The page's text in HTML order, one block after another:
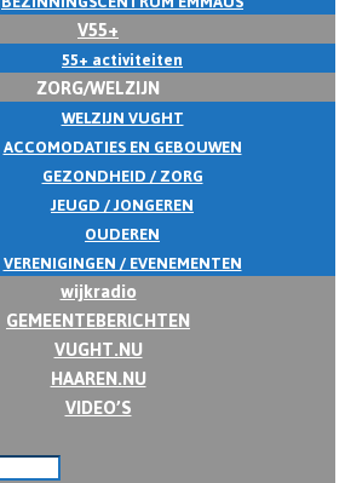
V55+
55+ activiteiten
ZORG/WELZIJN
WELZIJN VUGHT
ACCOMODATIES EN GEBOUWEN
GEZONDHEID / ZORG
JEUGD / JONGEREN
OUDEREN
VERENIGINGEN / EVENEMENTEN
wijkradio
GEMEENTEBERICHTEN
VUGHT.NU
HAAREN.NU
VIDEO’S